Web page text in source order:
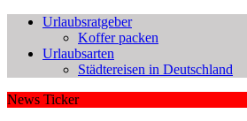
Urlaubsratgeber
Koffer packen
Urlaubsarten
Städtereisen in Deutschland
News Ticker